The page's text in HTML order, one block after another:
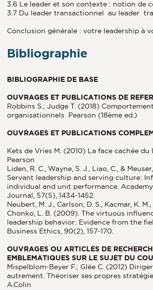
3.6 Le leader et son contexte : notion de
3.7 Du leader transactionnel au leader
Conclusion générale : votre leadership à
Bibliographie
BIBLIOGRAPHIE DE BASE
OUVRAGES ET PUBLICATIONS DE
Robbins S.; Judge T. (2018)
organisationnels Pearson (18ème ed.)
OUVRAGES ET PUBLICATIONS
Kets de Vries M. (2010) La face cachée du
Pearson
Liden, R. C., Wayne, S. J., Liao, C., &
Servant leadership and serving culture:
individual and unit performance.
Journal, 57(5), 1434-1452.
Neubert, M. J., Carlson, D. S., Kacmar, K.
Chonko, L. B. (2009). The virtuous
leadership behavior: Evidence from the
Business Ethics, 90(2), 157-170.
OUVRAGES OU ARTICLES DE
EMBLEMATIQUES SUR LE SUJET DU
Mispelblom-Beyer F.; Glée C. (2012)
autrement. Théoriser ses propres
A.Colin